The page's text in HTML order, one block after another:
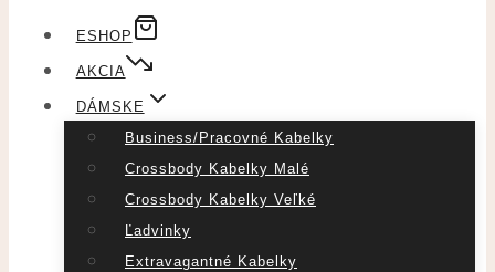
ESHOP
AKCIA
DÁMSKE
Business/pracovné Kabelky
Crossbody Kabelky Malé
Crossbody Kabelky Veľké
Ľadvinky
Extravagantné Kabelky